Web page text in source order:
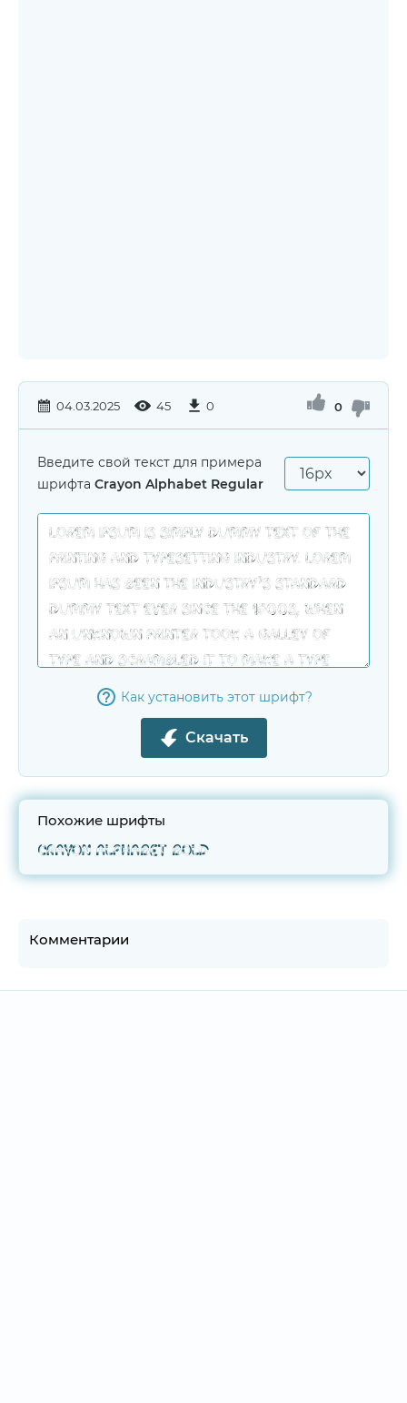
04.03.2025 45 0 0
Введите свой текст для примера
шрифта Crayon Alphabet Regular
Как установить этот шрифт?
Скачать
Похожие шрифты
Crayon Alphabet Bold
Комментарии